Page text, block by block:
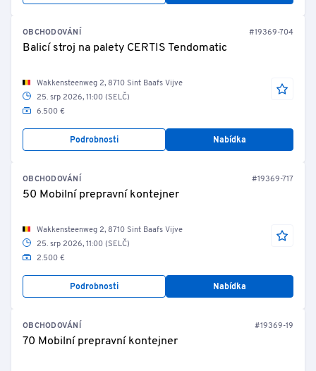
OBCHODOVÁNÍ #19369-704
Balicí stroj na palety CERTIS Tendomatic
Wakkensteenweg 2, 8710 Sint Baafs Vijve
25. srp 2026, 11:00 (SELČ)
6.500 €
Podrobnosti Nabídka
OBCHODOVÁNÍ #19369-717
50 Mobilní prepravní kontejner
Wakkensteenweg 2, 8710 Sint Baafs Vijve
25. srp 2026, 11:00 (SELČ)
2.500 €
Podrobnosti Nabídka
OBCHODOVÁNÍ #19369-19
70 Mobilní prepravní kontejner